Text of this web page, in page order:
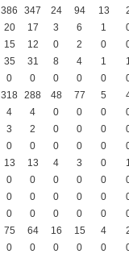
386 347 24 94 13
20 17 3 6 1
15 12 0 2 0
35 31 8 4 1
0 0 0 0 0
318 288 48 77 5
4 4 0 0 0
3 2 0 0 0
0 0 0 0 0
13 13 4 3 0
0 0 0 0 0
0 0 0 0 0
0 0 0 0 0
75 64 16 15 4
0 0 0 0 0